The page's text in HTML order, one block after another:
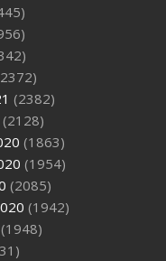
(2382)
(2128)
(1863)
(1954)
(2085)
(1942)
(1948)